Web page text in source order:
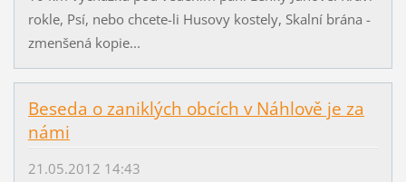
rokle, Psí, nebo chcete-li Husovy kostely, Skalní brána -
zmenšená kopie...
Beseda o zaniklých obcích v Náhlově je za
námi
21.05.2012 14:43